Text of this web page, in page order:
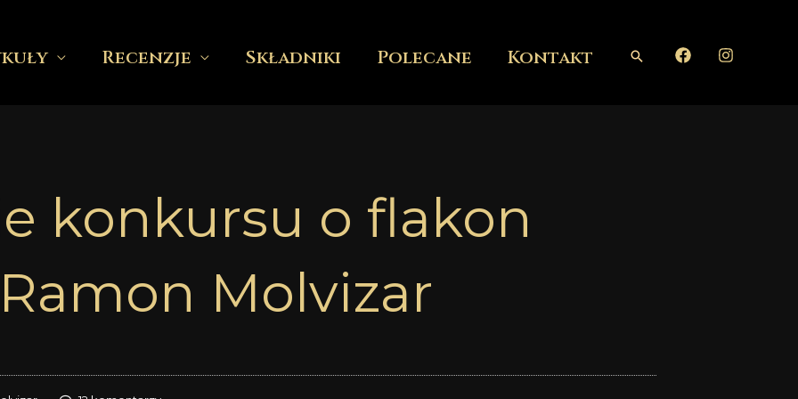
Recenzje Składniki Polecane Kontakt Szukaj
konkursu o flakon
Molvizar